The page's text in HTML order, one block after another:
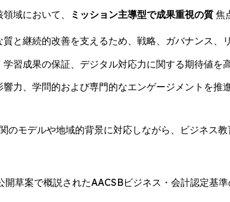
域において、 ミッション主導型で成果重視の質 焦
質と継続的改善を支えるため、戦略、ガバナンス、
習成果の保証、デジタル対応力に関する期待値を高
響力、学問的および専門的なエンゲージメントを推進
のモデルや地域的背景に対応しながら、ビジネス
開草案で概説されたAACSBビジネス・会計認定基